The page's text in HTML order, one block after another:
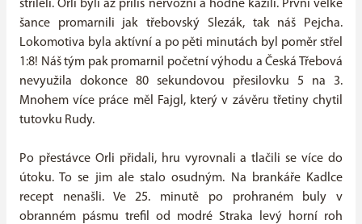
stříleli. Orli byli až příliš nervózní a hodně kazili. První velké
šance promarnili jak třebovský Slezák, tak náš Pejcha.
Lokomotiva byla aktívní a po pěti minutách byl poměr střel
1:8! Náš tým pak promarnil početní výhodu a Česká Třebová
nevyužila dokonce 80 sekundovou přesilovku 5 na 3.
Mnohem více práce měl Fajgl, který v závěru třetiny chytil
tutovku Rudy.
Po přestávce Orli přidali, hru vyrovnali a tlačili se více do
útoku. To se jim ale stalo osudným. Na brankáře Kadlce
recept nenašli. Ve 25. minutě po prohraném buly v
obranném pásmu trefil od modré Straka levý horní roh